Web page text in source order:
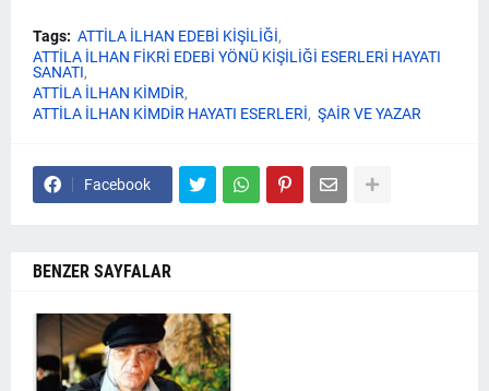
Tags: ATTİLA İLHAN EDEBİ KİŞİLİĞİ
ATTİLA İLHAN FİKRİ EDEBİ YÖNÜ KİŞİLİĞİ ESERLERİ HAYATI
SANATI
ATTİLA İLHAN KİMDİR
ATTİLA İLHAN KİMDİR HAYATI ESERLERİ
ŞAİR VE YAZAR
Facebook
BENZER SAYFALAR